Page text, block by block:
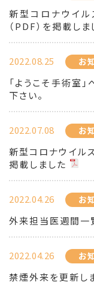
新型コロナウイ
（PDF）を掲載しま
2022.08.25 お
「ようこそ手術室
下さい。
2022.07.08 お
新型コロナウイル
掲載しました
2022.04.26 お
外来担当医週間一
2022.04.26 お
禁煙外来を更新し